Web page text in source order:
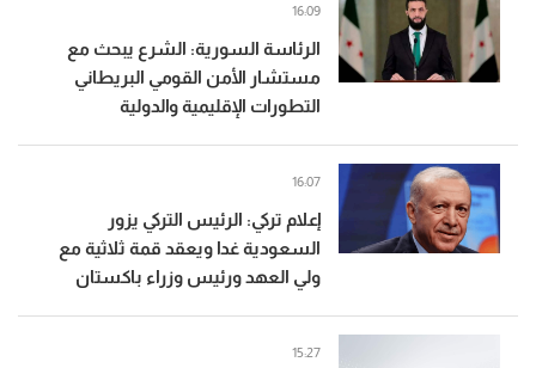
الرئاسة السورية: الشرع يبحث مع
مستشار الأمن القومي البريطاني
التطورات الإقليمية والدولية
16:09
إعلام تركي: الرئيس التركي يزور
السعودية غدا ويعقد قمة ثلاثية مع
ولي العهد ورئيس وزراء باكستان
16:07
15:27